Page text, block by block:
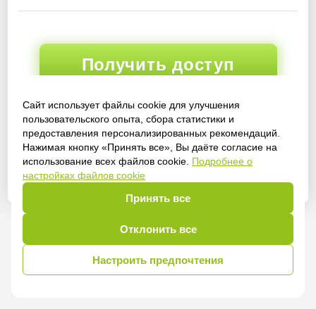
Сайт использует файлы cookie для улучшения
пользовательского опыта, сбора статистики и
предоставления персонализированных рекомендаций.
Нажимая кнопку «Принять все», Вы даёте согласие на
использование всех файлов cookie. Подробнее о
настройках файлов cookie
Принять все
Отклонить все
Настроить предпочтения
Получить доступ
Войти